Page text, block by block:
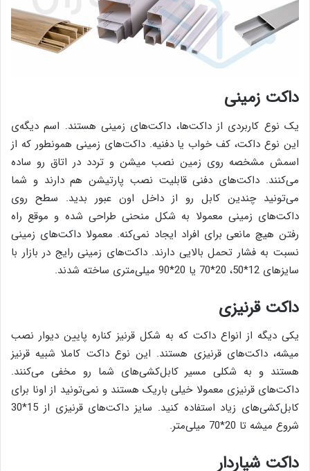
داکت زمینی
یک نوع کاربردی از داکت‌ها، داکت‌های زمینی هستند. اسم دیگه‌ی
این نوع داکت، کف‌ خواب یا دفنیه. داکت‌های زمینی همونطور که از
اسمش مشخصه روی زمین نصب میشن و تردد در اتاق رو ساده
می‌کنند. داکت‌های دفنی قابلیت نصب پارتیشن هم دارند و شما
می‌تونید چندین کابل رو از داخل اون عبور بدید. سطح روی
داکت‌های زمینی معمولا به شکل منحنی طراحی شده و موقع راه
رفتن هیچ مانعی برای افراد ایجاد نمی‌کنه. معمولا داکت‌های زمینی
نسبت به فشار تحمل بالایی دارند. داکت‌های زمینی رایج در بازار با
سایزهای 12*50، 20*70 یا 20*90 میلی‌متری ساخته شدند.
داکت قرنیزی
یکی دیگه از انواع داکت که به شکل قرنیز کناره پایین دیوار نصب
میشه، داکت‌های قرنیزی هستند. این نوع داکت کاملا شبیه قرنیز
هستند و به شکلی مسیر کابل‌کشی‌های شما رو مخفی می‌کنند.
داکت‌های قرنیزی معمولا خیلی باریک‌ هستند و نمی‌تونید از اونا برای
کابل‌کشی‌های زیاد استفاده کنید. سایز داکت‌های قرنیزی از 15*30
شروع میشه تا 20*70 میلی‌متر.
داکت شیاردار